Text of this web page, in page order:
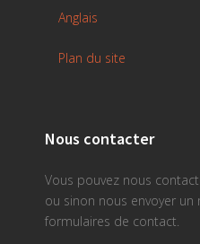
Anglais
Plan du site
Nous contacter
Vous pouvez nous
ou sinon nous envoyer un
formulaires de contact.